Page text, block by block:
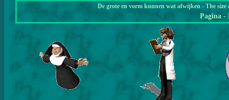
De grote en vorm kunnen wat afwijken - The
Pagina -